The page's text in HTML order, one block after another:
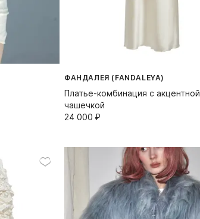
ФАНДАЛЕЯ (FANDALEYA)
Платье-комбинация с акцентной
чашечкой
24 000⁠ ⁠₽